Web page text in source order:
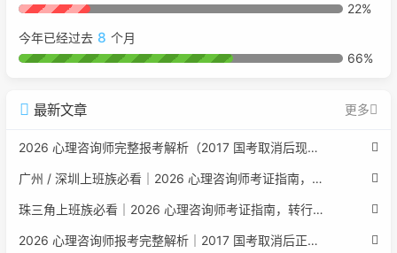
22%
今年已经过去 8 个月
66%
最新文章 更多
2026 心理咨询师完整报考解析（2017 国考取消后现行权威体系 + 避坑全指南）
广州 / 深圳上班族必看｜2026 心理咨询师考证指南，转行副业、情绪疏导双收益
珠三角上班族必看｜2026 心理咨询师考证指南，转行副业、情绪疏导双收益
2026 心理咨询师报考完整解析｜2017 国考取消后正规报考标准、流程避坑指南